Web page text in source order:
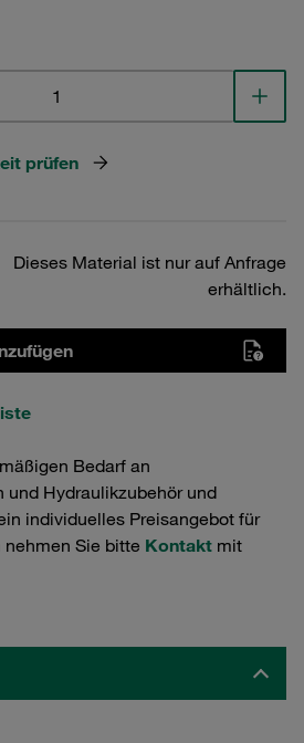
prüfen
Dieses Material ist nur auf Anfrage
erhältlich.
Bedarf an
und Hydraulikzubehör und
individuelles Preisangebot für
Sie bitte Kontakt mit